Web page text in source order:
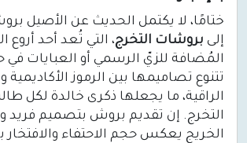
ختامًا، لا يكتمل الحديث عن الأصيل
إلى بروشات التخرج، التي تُعد أحد
المُضافة للزيّ الرسمي أو العبايات في
تتنوع تصاميمها بين الرموز الأكاديمية
الراقية، ما يجعلها ذكرى خالدة لكل
التخرج. إن تقديم بروش بتصميم فريد
الخريج يعكس حجم الاحتفاء والافتخار